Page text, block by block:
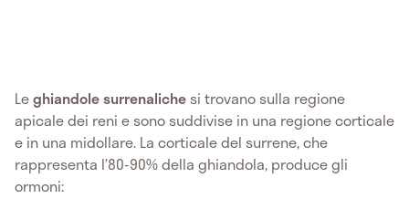
Leghiandole surrenaliche si trovano sulla regione
apicale dei reni e sono suddivise in una regione corticale
e in una midollare. La corticale del surrene, che
rappresenta l’80-90% della ghiandola, produce gli
ormoni: